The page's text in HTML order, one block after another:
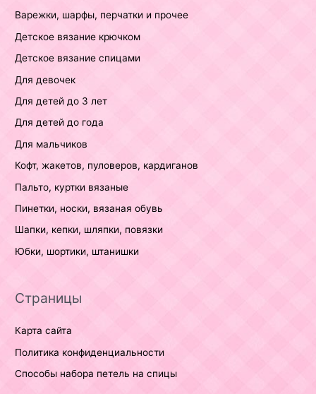
Варежки, шарфы, перчатки и прочее
Детское вязание крючком
Детское вязание спицами
Для девочек
Для детей до 3 лет
Для детей до года
Для мальчиков
Кофт, жакетов, пуловеров, кардиганов
Пальто, куртки вязаные
Пинетки, носки, вязаная обувь
Шапки, кепки, шляпки, повязки
Юбки, шортики, штанишки
Страницы
Карта сайта
Политика конфиденциальности
Способы набора петель на спицы